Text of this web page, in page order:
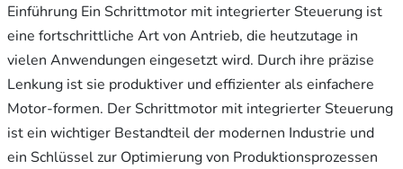
Einführung Ein Schrittmotor mit integrierter Steuerung ist
eine fortschrittliche Art von Antrieb, die heutzutage in
vielen Anwendungen eingesetzt wird. Durch ihre präzise
Lenkung ist sie produktiver und effizienter als einfachere
Motor-formen. Der Schrittmotor mit integrierter Steuerung
ist ein wichtiger Bestandteil der modernen Industrie und
ein Schlüssel zur Optimierung von Produktionsprozessen